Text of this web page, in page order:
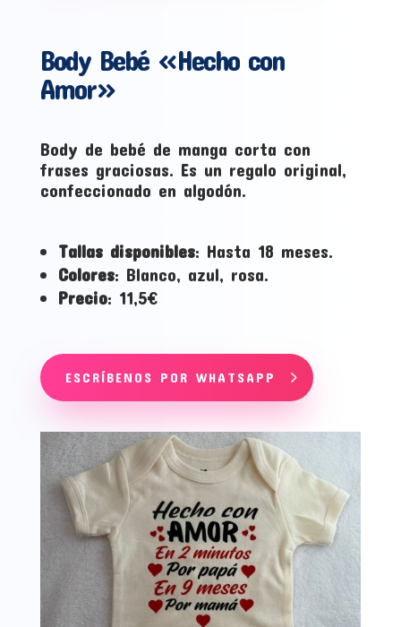
Body Bebé «Hecho con
Amor»
Body de bebé de manga corta con
frases graciosas. Es un regalo original,
confeccionado en algodón.
Tallas disponibles: Hasta 18 meses.
Colores: Blanco, azul, rosa.
Precio: 11,5€
ESCRÍBENOS POR WHATSAPP